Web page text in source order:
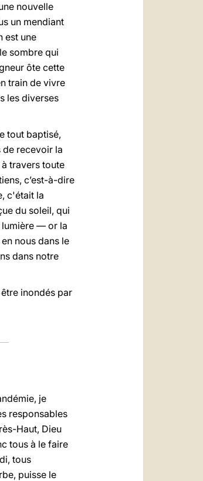
nouvelle
un mendiant
est une
sombre qui
ôte cette
train de vivre
les diverses
tout baptisé,
de recevoir la
travers toute
c’est-à-dire
c'était la
du soleil, qui
lumière — or la
nous dans le
dans notre
inondés par
je
responsables
Haut, Dieu
tous à le faire
tous
puisse le